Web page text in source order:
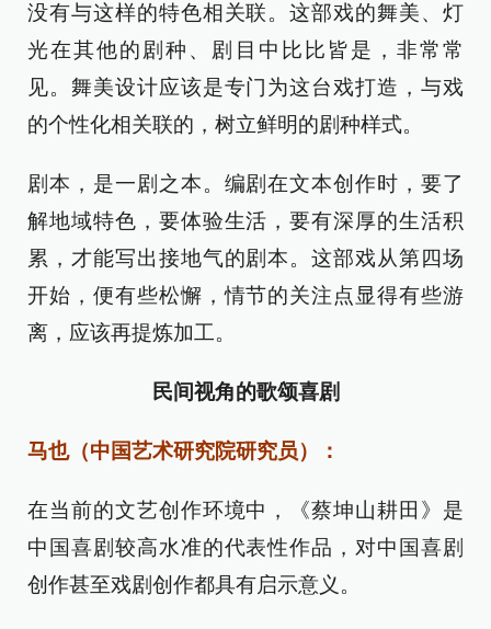
没有与这样的特色相关联。这部戏的舞美、灯
光在其他的剧种、剧目中比比皆是，非常常
见。舞美设计应该是专门为这台戏打造，与戏
的个性化相关联的，树立鲜明的剧种样式。
剧本，是一剧之本。编剧在文本创作时，要了
解地域特色，要体验生活，要有深厚的生活积
累，才能写出接地气的剧本。这部戏从第四场
开始，便有些松懈，情节的关注点显得有些游
离，应该再提炼加工。
民间视角的歌颂喜剧
马也（中国艺术研究院研究员）：
在当前的文艺创作环境中，《蔡坤山耕田》是
中国喜剧较高水准的代表性作品，对中国喜剧
创作甚至戏剧创作都具有启示意义。